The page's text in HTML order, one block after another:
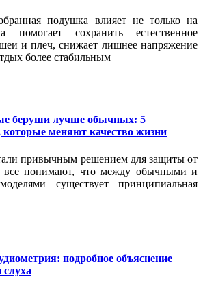
подушка влияет не только на
сохранить естественное
и плеч, снижает лишнее напряжение
более стабильным
беруши лучше обычных: 5
меняют качество жизни
привычным решением для защиты от
все понимают, что между обычными и
существует принципиальная
подробное объяснение
слуха